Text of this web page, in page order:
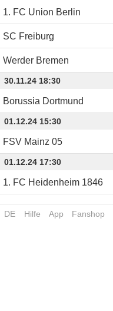
1. FC Union Berlin
SC Freiburg
Werder Bremen
30.11.24 18:30
Borussia Dortmund
01.12.24 15:30
FSV Mainz 05
01.12.24 17:30
1. FC Heidenheim 1846
DE Hilfe App Fanshop